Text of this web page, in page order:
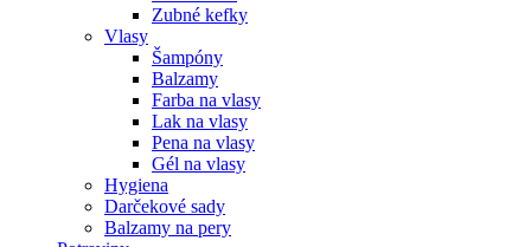
Zubné kefky
Vlasy
Šampóny
Balzamy
Farba na vlasy
Lak na vlasy
Pena na vlasy
Gél na vlasy
Hygiena
Darčekové sady
Balzamy na pery